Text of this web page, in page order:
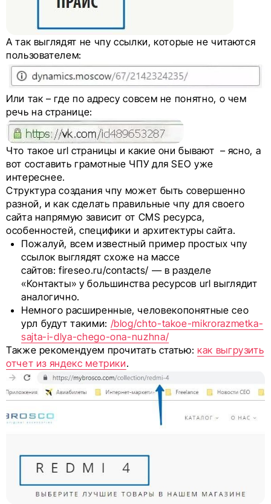
А так выглядят не чпу ссылки, которые не читаются
пользователем:
Или так – где по адресу совсем не понятно, о чем
речь на странице:
Что такое url страницы и какие они бывают – ясно, а
вот составить грамотные ЧПУ для SEO уже
интереснее.
Структура создания чпу может быть совершенно
разной, и как сделать правильные чпу для своего
сайта напрямую зависит от CMS ресурса,
особенностей, специфики и архитектуры сайта.
Пожалуй, всем известный пример простых чпу
ссылок выглядят схоже на массе
сайтов: fireseo.ru/contacts/ — в разделе
«Контакты» у большинства ресурсов url выглядит
аналогично.
Немного расширенные, человекопонятные сео
урл будут такими: /blog/chto-takoe-mikrorazmetka-
sajta-i-dlya-chego-ona-nuzhna/
Также рекомендуем прочитать статью:как выгрузить
отчет из яндекс метрики.